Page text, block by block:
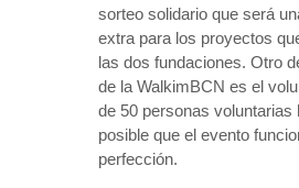
sorteo solidario que será
extra para los proyectos
las dos fundaciones. Otro
de la WalkimBCN es el
de 50 personas voluntarias
posible que el evento
perfección.